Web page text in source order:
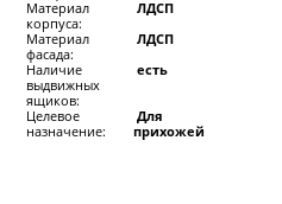
Материал
корпуса:
ЛДСП
Материал
фасада:
ЛДСП
Наличие
выдвижных
ящиков:
есть
Целевое
назначение:
Для
прихожей